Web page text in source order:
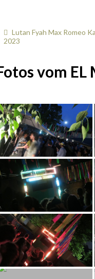
Lutan Fyah Max Romeo
2023
vom